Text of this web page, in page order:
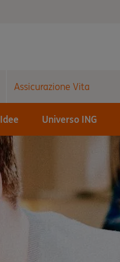
Assicurazione Vita
Idee Universo ING